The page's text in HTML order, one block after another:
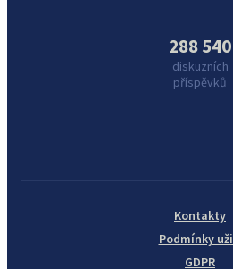
288 540
diskuzních
příspěvků
Kontakty
Podmínky
GDPR